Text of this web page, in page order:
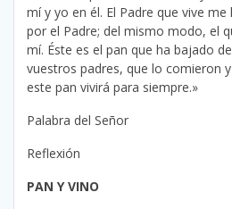
mí y yo en él. El Padre que vive
por el Padre; del mismo modo, el
mí. Éste es el pan que ha bajado
vuestros padres, que lo comieron
este pan vivirá para siempre.»
Palabra del Señor
Reflexión
PAN Y VINO